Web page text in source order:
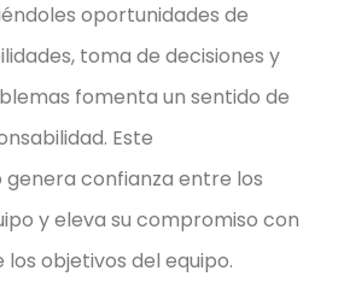
oportunidades de
toma de decisiones y
fomenta un sentido de
Este
confianza entre los
y eleva su compromiso con
objetivos del equipo.